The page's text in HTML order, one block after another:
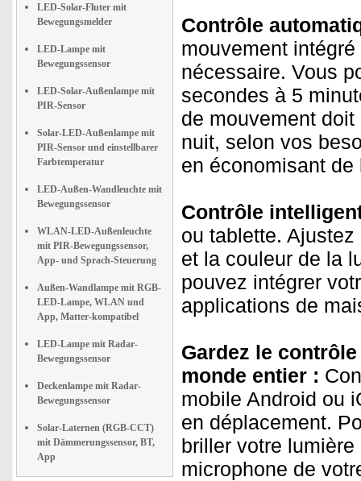
LED-Solar-Fluter mit
Bewegungsmelder
LED-Lampe mit
Bewegungssensor
LED-Solar-Außenlampe mit
PIR-Sensor
Solar-LED-Außenlampe mit
PIR-Sensor und einstellbarer
Farbtemperatur
LED-Außen-Wandleuchte mit
Bewegungssensor
WLAN-LED-Außenleuchte
mit PIR-Bewegungssensor,
App- und Sprach-Steuerung
Außen-Wandlampe mit RGB-
LED-Lampe, WLAN und
App, Matter-kompatibel
LED-Lampe mit Radar-
Bewegungssensor
Deckenlampe mit Radar-
Bewegungssensor
Solar-Laternen (RGB-CCT)
mit Dämmerungssensor, BT,
App
Contrôle
mouvement
nécessaire. Vous
secondes à 5
de mouvement
nuit, selon vos
en économisant de
Contrôle
ou tablette.
et la couleur de la
pouvez intégrer
applications de
Gardez le
monde entier :
mobile Android ou
en déplacement.
briller votre
microphone de